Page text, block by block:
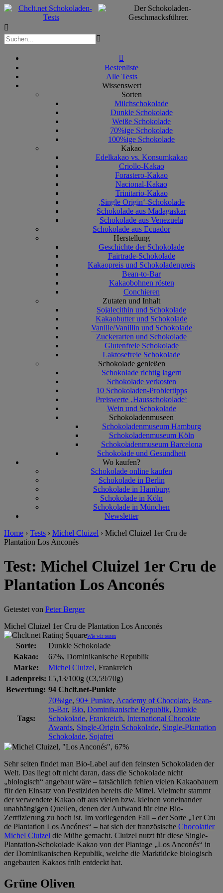



Bestenliste
Alle Tests
Wissenswert
Sorten
Milchschokolade
Dunkle Schokolade
Weiße Schokolade
70%ige Schokolade
100%ige Schokolade
Kakao
Edelkakao vs. Konsumkakao
Criollo-Kakao
Forastero-Kakao
Nacional-Kakao
Trinitario-Kakao
‚Single Origin‘-Schokolade
Schokolade aus Madagaskar
Schokolade aus Venezuela
Schokolade aus Ecuador
Herstellung
Geschichte der Schokolade
Fairtrade-Schokolade
Kakaopreis und Schokoladenpreis
Bean-to-Bar
Kakaobohnen rösten
Conchieren
Zutaten und Inhalt
Sojalecithin und Schokolade
Kakaobutter und Schokolade
Vanille/Vanillin und Schokolade
Zuckerarten und Schokolade
Glutenfreie Schokolade
Laktosefreie Schokolade
Schokolade genießen
Schokolade richtig lagern
Schokolade verkosten
10 Schokoladen-Probiertipps
Preiswerte ‚Hausschokolade‘
Wein und Schokolade
Schokoladenmuseen
Schokoladenmuseum Hamburg
Schokoladenmuseum Köln
Schokoladenmuseum Barcelona
Schokolade und Gesundheit
Wo kaufen?
Schokolade online kaufen
Schokolade in Berlin
Schokolade in Hamburg
Schokolade in Köln
Schokolade in München
Newsletter
Home › Tests › Michel Cluizel › Michel Cluizel 1er Cru de
Plantation Los Anconés
Test: Michel Cluizel 1er Cru de
Plantation Los Anconés
Getestet von Peter Berger
Michel Cluizel 1er Cru de Plantation Los Anconés
Wie wir testen
Sorte:
Dunkle Schokolade
Kakao:
67%, Dominikanische Republik
Marke:
Michel Cluizel, Frankreich
Ladenpreis: €5,13/100g (€3,59/70g)
Bewertung: 94 Chclt.net-Punkte
Tags:
70%ige, 90+ Punkte, Academy of Chocolate, Bean-
to-Bar, Bio, Dominikanische Republik, Dunkle
Schokolade, Frankreich, International Chocolate
Awards, Single-Origin Schokolade, Single-Plantation
Schokolade, Sojafrei
Sehr selten findet man Bio-Label auf den feinsten Schokoladen der
Welt. Das liegt oft nicht daran, dass die Schokolade nicht
„biologisch“ angebaut wäre – tatsächlich fehlen vielen Kakaobauern
für den Einsatz von Pestiziden bereits die Mittel. Vielmehr stammt
der verwendete Kakao oft aus vielen bzw. kleinen voneinander
unabhängigen Quellen, denen der Aufwand für eine Bio-
Zertfizierung zu hoch ist. Im vorliegenden Fall – der Sorte „1er Cru
de Plantation Los Ancónes“ – hat sich der französische Chocolatier
Michel Cluizel die Mühe gemacht. Cluizel nutzt für diese Single-
Plantation-Schokolade Kakao von der Plantage „Los Anconés“ in
der Dominikanischen Republik, welche die Marktlücke biologisch
angebauten Kakaos früh entdeckt hat.
Grüne Oliven